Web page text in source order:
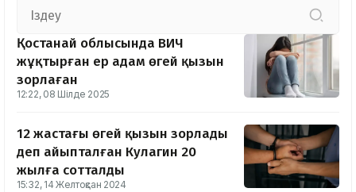
Қостанай облысында ВИЧ
жұқтырған ер адам өгей қызын
зорлаған
12:22, 08 Шілде 2025
12 жастағы өгей қызын зорлады
деп айыпталған Кулагин 20
жылға сотталды
15:32, 14 Желтоқсан 2024